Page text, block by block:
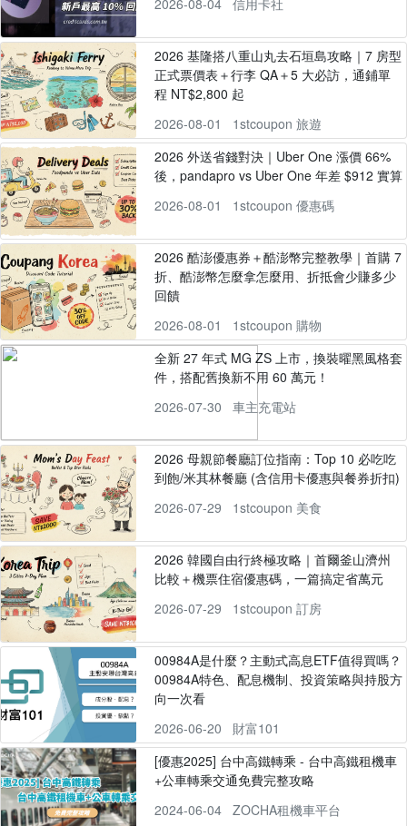
2026-08-04
信用卡社
2026 基隆搭八重山丸去石垣島攻略｜7 房型
正式票價表＋行李 QA＋5 大必訪，通鋪單
程 NT$2,800 起
2026-08-01
1stcoupon 旅遊
2026 外送省錢對決｜Uber One 漲價 66%
後，pandapro vs Uber One 年差 $912 實算
2026-08-01
1stcoupon 優惠碼
2026 酷澎優惠券＋酷澎幣完整教學｜首購 7
折、酷澎幣怎麼拿怎麼用、折抵會少賺多少
回饋
2026-08-01
1stcoupon 購物
全新 27 年式 MG ZS 上市，換裝曜黑風格套
件，搭配舊換新不用 60 萬元！
2026-07-30
車主充電站
2026 母親節餐廳訂位指南：Top 10 必吃吃
到飽/米其林餐廳 (含信用卡優惠與餐券折扣)
2026-07-29
1stcoupon 美食
2026 韓國自由行終極攻略｜首爾釜山濟州
比較＋機票住宿優惠碼，一篇搞定省萬元
2026-07-29
1stcoupon 訂房
00984A是什麼？主動式高息ETF值得買嗎？
00984A特色、配息機制、投資策略與持股方
向一次看
2026-06-20
財富101
[優惠2025] 台中高鐵轉乘 - 台中高鐵租機車
+公車轉乘交通免費完整攻略
2024-06-04
ZOCHA租機車平台